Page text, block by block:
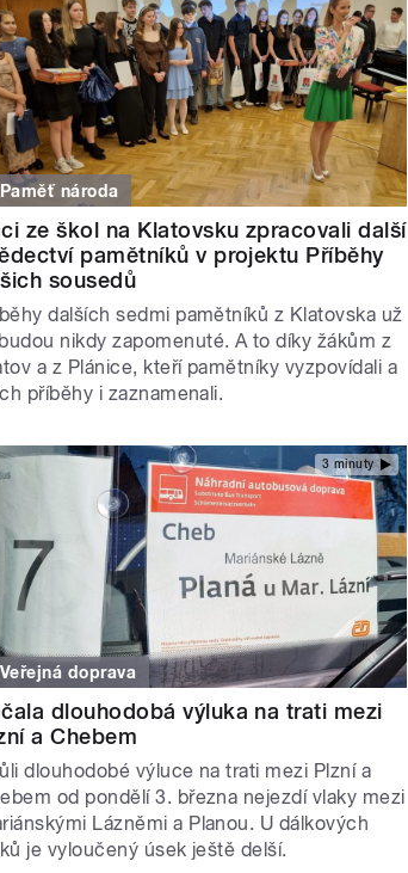
Paměť národa
ze škol na Klatovsku zpracovali další
pamětníků v projektu Příběhy
sousedů
dalších sedmi pamětníků z Klatovska už
nikdy zapomenuté. A to díky žákům z
a z Plánice, kteří pamětníky vyzpovídali a
příběhy i zaznamenali.
3 minuty
Veřejná doprava
dlouhodobá výluka na trati mezi
a Chebem
dlouhodobé výluce na trati mezi Plzní a
od pondělí 3. března nejezdí vlaky mezi
Lázněmi a Planou. U dálkových
je vyloučený úsek ještě delší.